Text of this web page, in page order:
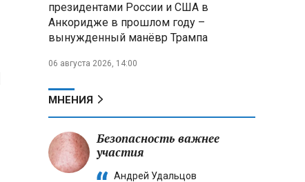
президентами России и США в
Анкоридже в прошлом году –
вынужденный манёвр Трампа
06 августа 2026, 14:00
МНЕНИЯ
Безопасность важнее
участия
Андрей Удальцов